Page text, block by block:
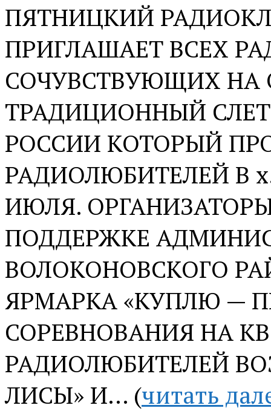
ПЯТНИЦКИЙ
ПРИГЛАШАЕТ ВСЕХ
СОЧУВСТВУЮЩИХ НА
ТРАДИЦИОННЫЙ
РОССИИ КОТОРЫЙ
РАДИОЛЮБИТЕЛЕЙ В
ИЮЛЯ.
ПОДДЕРЖКЕ
ВОЛОКОНОВСКОГО
ЯРМАРКА «КУПЛЮ —
СОРЕВНОВАНИЯ НА
РАДИОЛЮБИТЕЛЕЙ
ЛИСЫ» И… (читать